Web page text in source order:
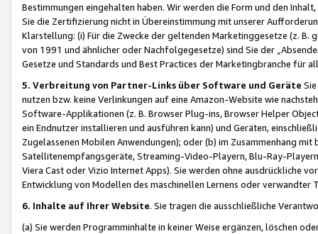
Bestimmungen eingehalten haben. Wir werden die Form und den
Sie die Zertifizierung nicht in Übereinstimmung mit unserer
Klarstellung: (i) Für die Zwecke der geltenden Marketinggesetze (z. B.
von 1991 und ähnlicher oder Nachfolgegesetze) sind Sie der
Gesetze und Standards und Best Practices der Marketingbranche für
5. Verbreitung von Partner-Links über Software und Geräte
nutzen bzw. keine Verlinkungen auf eine Amazon-Website wie
Software-Applikationen (z. B. Browser Plug-ins, Browser Helper
ein Endnutzer installieren und ausführen kann) und Geräten,
Zugelassenen Mobilen Anwendungen); oder (b) im Zusammenhang
Satellitenempfangsgeräte, Streaming-Video-Playern, Blu-Ray-
Viera Cast oder Vizio Internet Apps). Sie werden ohne ausdrückliche
Entwicklung von Modellen des maschinellen Lernens oder
6. Inhalte auf Ihrer Website. Sie tragen die ausschließliche
(a) Sie werden Programminhalte in keiner Weise ergänzen, löschen